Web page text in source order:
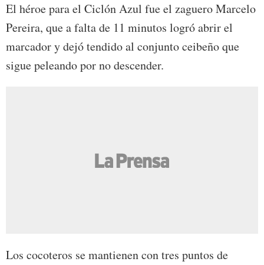
El héroe para el Ciclón Azul fue el zaguero Marcelo
Pereira, que a falta de 11 minutos logró abrir el
marcador y dejó tendido al conjunto ceibeño que
sigue peleando por no descender.
Los cocoteros se mantienen con tres puntos de